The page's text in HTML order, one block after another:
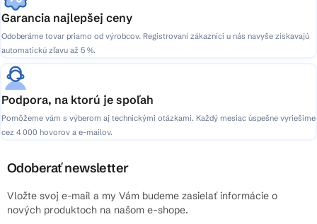
Garancia najlepšej ceny
Odoberáme tovar priamo od výrobcov. Registrovaní zákazníci u nás navyše získavajú
automatickú zľavu až 5 %.
Podpora, na ktorú je spoľah
Pomôžeme vám s výberom aj technickými otázkami. Každý mesiac úspešne vyriešime
cez 4 000 hovorov a e-mailov.
Odoberať newsletter
Vložte svoj e-mail a my Vám budeme zasielať informácie o
nových produktoch na našom e-shope.